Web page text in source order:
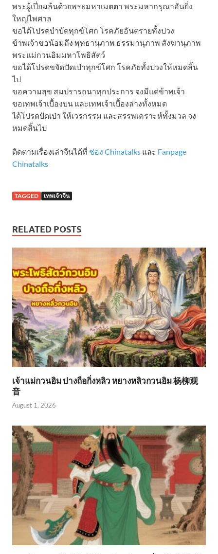
พระผู้เปี่ยมล้นด้วยพระมหาเมตตา พระมหากรุณาอันยิ่ง
ใหญ่ไพศาล
ขอได้โปรดบำบัดทุกข์โศก โรคภัยอันตรายทั้งปวง
ข้าพเจ้าขอน้อมถึง พุทธานุภาพ ธรรมานุภาพ สังฆานุภาพ
พระแม่กวนอิมมหาโพธิสัตว์
ขอได้โปรดขจัดปัดเป่าทุกข์โศก โรคภัยทั้งปวงให้หมดสิ้น
ไป
ขอความสุข สมปรารถนาทุกประการ จงมีแด่ข้าพเจ้า
ขอเทพเจ้าเบื้องบน และเทพเจ้าเบื้องล่างทั้งหมด
ได้โปรดปัดเป่า ให้เวรกรรม และสรรพเคราะห์ทั้งมวล จง
หมดสิ้นไป
ติดตามเรื่องเล่าจีนได้ที่ ช่อง Chinatalks และ Fanpage
Chinatalks
TAGGED เทพเจ้าจีน
RELATED POSTS
เจ้าแม่กวนอิม ปางถือกิ่งหลิว หยางหลิวกวนอิม 杨柳观
音
August 1, 2026